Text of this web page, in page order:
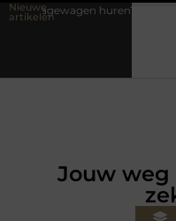
Nieuwe
artikelen
Kies de juiste aanhanger
Jouw weg